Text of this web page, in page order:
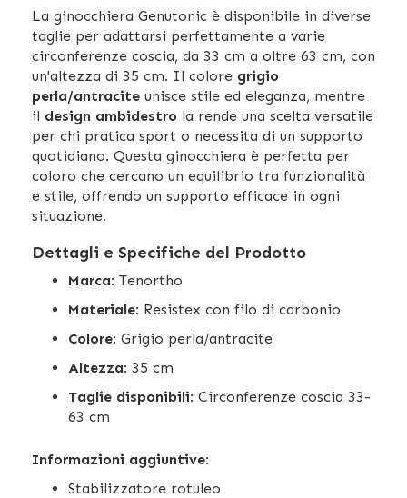
La ginocchiera Genutonic è disponibile in diverse
taglie per adattarsi perfettamente a varie
circonferenze coscia, da 33 cm a oltre 63 cm, con
un'altezza di 35 cm. Il colore grigio
perla/antracite unisce stile ed eleganza, mentre
il design ambidestro la rende una scelta versatile
per chi pratica sport o necessita di un supporto
quotidiano. Questa ginocchiera è perfetta per
coloro che cercano un equilibrio tra funzionalità
e stile, offrendo un supporto efficace in ogni
situazione.
Dettagli e Specifiche del Prodotto
Marca: Tenortho
Materiale: Resistex con filo di carbonio
Colore: Grigio perla/antracite
Altezza: 35 cm
Taglie disponibili: Circonferenze coscia 33-
63 cm
Informazioni aggiuntive:
Stabilizzatore rotuleo